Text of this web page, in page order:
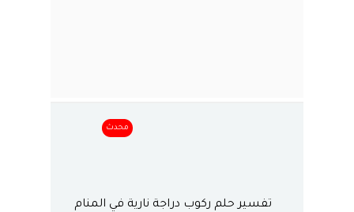
محدث
تفسير حلم ركوب دراجة نارية في المنام